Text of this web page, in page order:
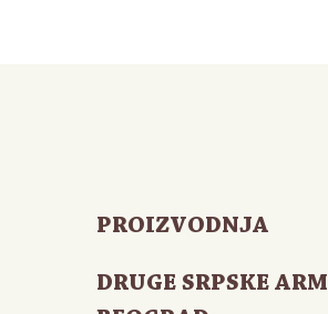
PROIZVODNJA
DRUGE SRPSKE